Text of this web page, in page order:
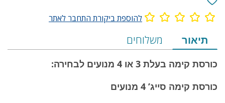
להוספת ביקורת התחבר לאתר
מידע
על
המוצר
הכולל
תיאור משלוחים
כורסת קימה בעלת 3 או 4 מנועים לבחירה:
כורסת קימה סייג’ 4 מנועים